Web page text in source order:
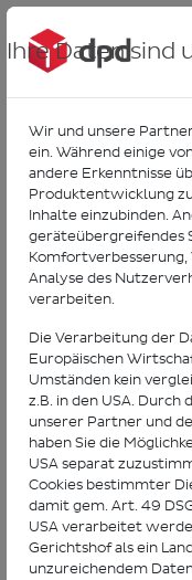
Passwort
Bitte geben Sie Ihre
schicken Ihnen den
Ihre Daten sind
Wir und unsere
ein. Während einige
andere Erkenntnisse
Produktentwicklung
Inhalte einzubinden.
geräteübergreifendes
Analyse des
verarbeiten.
Die Verarbeitung der
Europäischen
Umständen kein
z.B. in den USA.
unserer Partner und
haben Sie die
USA separat
Cookies bestimmter
damit gem. Art. 49
USA verarbeitet
Gerichtshof als ein
unzureichendem